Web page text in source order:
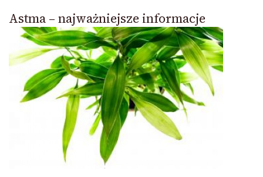
Astma – najważniejsze informacje